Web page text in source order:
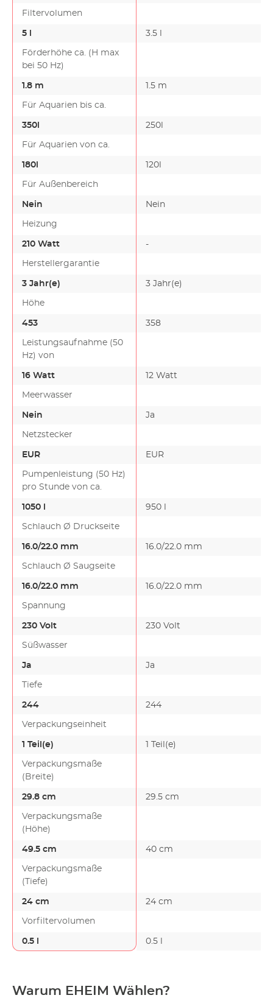
Filtervolumen
5 l 3.5 l
Förderhöhe ca. (H max
bei 50 Hz)
1.8 m 1.5 m
Für Aquarien bis ca.
350l 250l
Für Aquarien von ca.
180l 120l
Für Außenbereich
Nein Nein
Heizung
210 Watt -
Herstellergarantie
3 Jahr(e) 3 Jahr(e)
Höhe
453 358
Leistungsaufnahme (50
Hz) von
16 Watt 12 Watt
Meerwasser
Nein Ja
Netzstecker
EUR EUR
Pumpenleistung (50 Hz)
pro Stunde von ca.
1050 l 950 l
Schlauch Ø Druckseite
16.0/22.0 mm 16.0/22.0 mm
Schlauch Ø Saugseite
16.0/22.0 mm 16.0/22.0 mm
Spannung
230 Volt 230 Volt
Süßwasser
Ja Ja
Tiefe
244 244
Verpackungseinheit
1 Teil(e) 1 Teil(e)
Verpackungsmaße
(Breite)
29.8 cm 29.5 cm
Verpackungsmaße
(Höhe)
49.5 cm 40 cm
Verpackungsmaße
(Tiefe)
24 cm 24 cm
Vorfiltervolumen
0.5 l 0.5 l
Warum EHEIM Wählen?